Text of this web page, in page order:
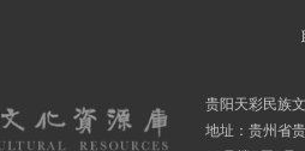
贵阳天彩民族
地址：贵州省